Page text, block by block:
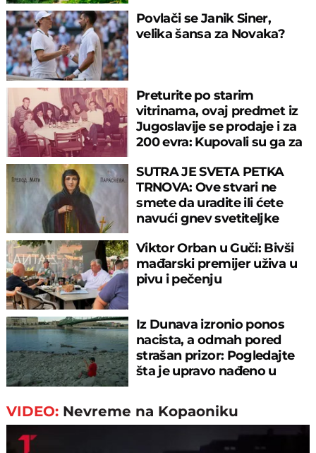
Povlači se Janik Siner,
velika šansa za Novaka?
Preturite po starim
vitrinama, ovaj predmet iz
Jugoslavije se prodaje i za
200 evra: Kupovali su ga za
SUTRA JE SVETA PETKA
TRNOVA: Ove stvari ne
smete da uradite ili ćete
navući gnev svetiteljke
Viktor Orban u Guči: Bivši
mađarski premijer uživa u
pivu i pečenju
Iz Dunava izronio ponos
nacista, a odmah pored
strašan prizor: Pogledajte
šta je upravo nađeno u
VIDEO: Nevreme na Kopaoniku